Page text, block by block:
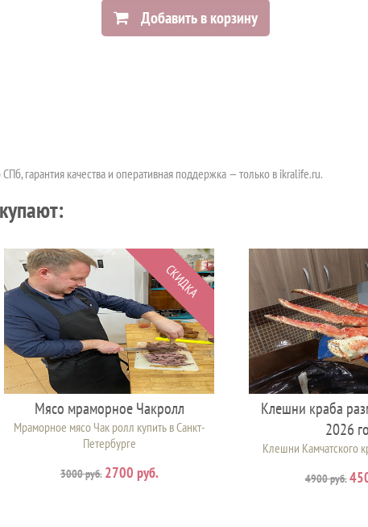
Добавить в корзину
гарантия качества и оперативная поддержка — только в ikralife.ru.
СКИДКА
Мясо мраморное Чакролл
Мраморное мясо Чак ролл купить в Санкт-
Петербурге
3000 руб. 2700 руб.
Клешни краба
2026
Клешни Камчатского
4900 руб.